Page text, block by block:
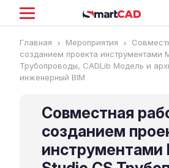
Главная Мероприятия
созданием проекта инструментами
Трубопроводы, CADLib Модель и
инженерный BIM
Совместная
созданием
инструментами